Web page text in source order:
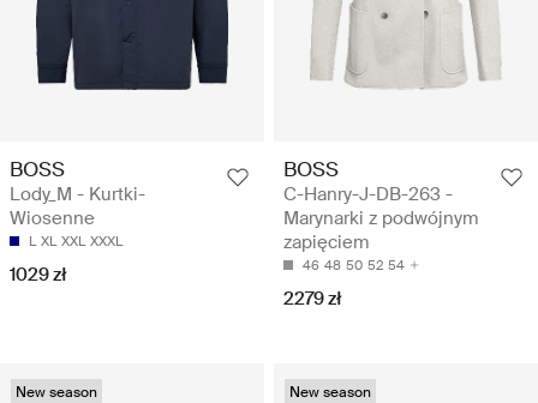
BOSS
Lody_M - Kurtki-
Wiosenne
L XL XXL XXXL
1029 zł
BOSS
C-Hanry-J-DB-263 -
Marynarki z podwójnym
zapięciem
46 48 50 52 54
2279 zł
New season New season